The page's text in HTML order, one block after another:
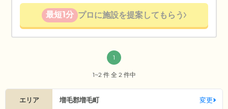
最短1分 プロに施設を提案してもらう
1
1~2 件 全 2 件中
エリア 増毛郡増毛町 変更